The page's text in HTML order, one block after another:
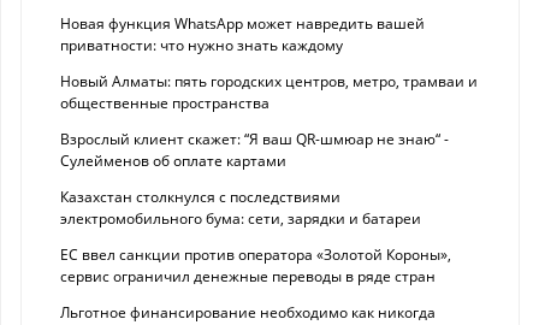
Новая функция WhatsApp может навредить вашей
приватности: что нужно знать каждому
Новый Алматы: пять городских центров, метро, трамваи и
общественные пространства
Взрослый клиент скажет: “Я ваш QR-шмюар не знаю“ -
Сулейменов об оплате картами
Казахстан столкнулся с последствиями
электромобильного бума: сети, зарядки и батареи
ЕС ввел санкции против оператора «Золотой Короны»,
сервис ограничил денежные переводы в ряде стран
Льготное финансирование необходимо как никогда